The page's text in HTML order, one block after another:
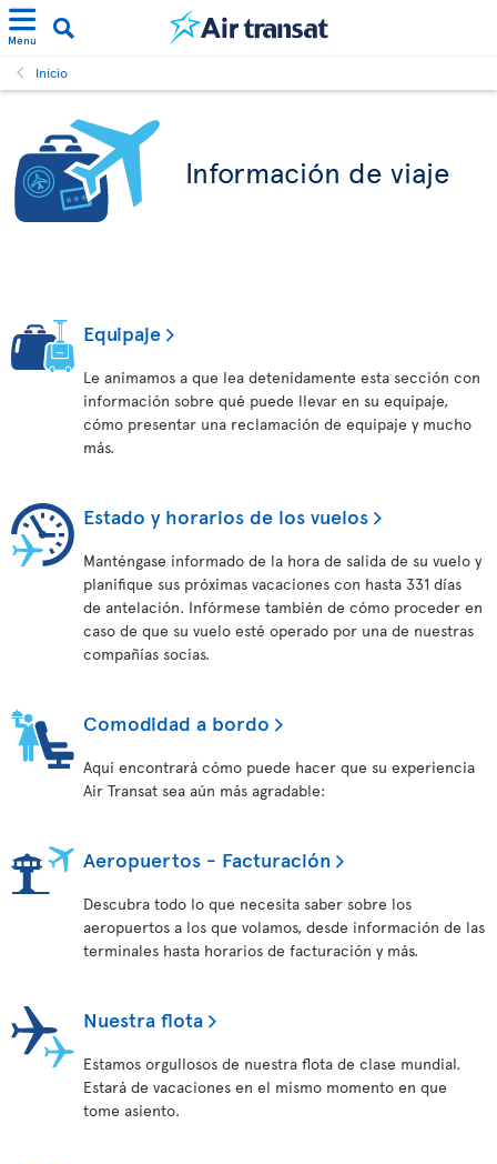
Menu
Inicio
Información de viaje
Equipaje
Le animamos a que lea detenidamente esta sección con
información sobre qué puede llevar en su equipaje,
cómo presentar una reclamación de equipaje y mucho
más.
Estado y horarios de los vuelos
Manténgase informado de la hora de salida de su vuelo y
planifique sus próximas vacaciones con hasta 331 días
de antelación. Infórmese también de cómo proceder en
caso de que su vuelo esté operado por una de nuestras
compañías socias.
Comodidad a bordo
Aquí encontrará cómo puede hacer que su experiencia
Air Transat sea aún más agradable:
Aeropuertos - Facturación
Descubra todo lo que necesita saber sobre los
aeropuertos a los que volamos, desde información de las
terminales hasta horarios de facturación y más.
Nuestra flota
Estamos orgullosos de nuestra flota de clase mundial.
Estará de vacaciones en el mismo momento en que
tome asiento.